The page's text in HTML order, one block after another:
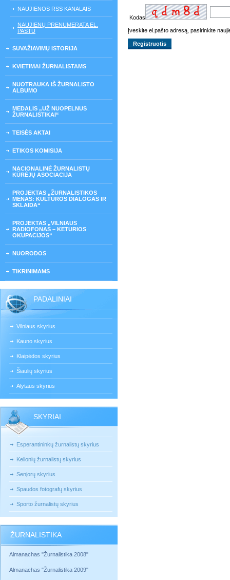
NAUJIENOS RSS KANALAIS
NAUJIENŲ PRENUMERATA EL.
PAŠTU
SUVAŽIAVIMŲ ISTORIJA
KVIETIMAI ŽURNALISTAMS
NUOTRAUKA IŠ ŽURNALISTO
ALBUMO
MEDALIS „UŽ NUOPELNUS
ŽURNALISTIKAI“
TEISĖS AKTAI
ETIKOS KOMISIJA
NACIONALINĖ ŽURNALISTŲ
KŪRĖJŲ ASOCIACIJA
PROJEKTAS „ŽURNALISTIKOS
MENAS: KULTŪROS DIALOGAS IR
SKLAIDA“
PROJEKTAS „VILNIAUS
RADIOFONAS – KETURIOS
OKUPACIJOS“
NUORODOS
TIKRINIMAMS
PADALINIAI
Vilniaus skyrius
Kauno skyrius
Klaipėdos skyrius
Šiaulių skyrius
Alytaus skyrius
SKYRIAI
Esperantininkų žurnalistų skyrius
Kelionių žurnalistų skyrius
Senjorų skyrius
Spaudos fotografų skyrius
Sporto žurnalistų skyrius
ŽURNALISTIKA
Almanachas "Žurnalistika 2008"
Almanachas "Žurnalistika 2009"
Kodas
Įveskite el.pašto adresą, pasirinkite